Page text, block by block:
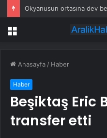
Menü
Anasayfa / Haber
Haber
Beşiktaş Eric
transfer etti